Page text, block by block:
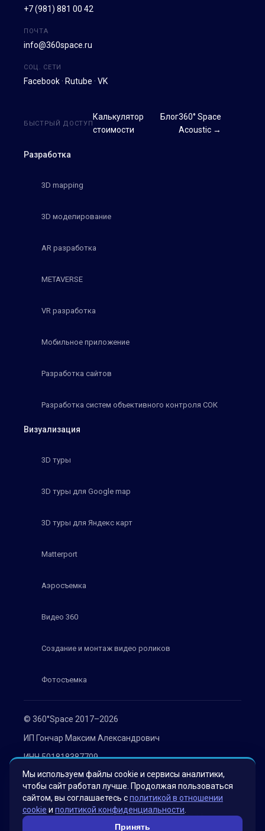
© 360°Space 2017–2026
ИП Гончар Максим Александрович
ИНН 501818387709
ОГРН 319508100030536
Политика конфиденциальности
Согласие на обработку персональных данных
+7 (981) 881 00 42
ПОЧТА
info@360space.ru
СОЦ. СЕТИ
Facebook · Rutube · VK
Разработка
3D mapping
3D моделирование
AR разработка
METAVERSE
VR разработка
Мобильное приложение
Разработка сайтов
Разработка систем объективного контроля СОК
Визуализация
3D туры
3D туры для Google map
3D туры для Яндекс карт
Matterport
Аэросъемка
Видео 360
Создание и монтаж видео роликов
Фотосъемка
БЫСТРЫЙ ДОСТУП
Калькулятор
стоимости
Блог360° Space
Acoustic →
Мы используем файлы cookie и сервисы аналитики,
чтобы сайт работал лучше. Продолжая пользоваться
сайтом, вы соглашаетесь сполитикой в отношении
cookie и политикой конфиденциальности
Принять